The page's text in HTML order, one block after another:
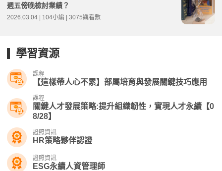
週五傍晚檢討業績？
2026.03.04 | 104小編 | 3075觀看數
學習資源
課程
【這樣帶人心不累】部屬培育與發展關鍵技巧應用
課程
關鍵人才發展策略:提升組織韌性，實現人才永續【0
8/28】
證照資訊
HR策略夥伴認證
證照資訊
ESG永續人資管理師